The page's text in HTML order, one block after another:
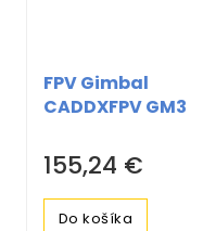
FPV Gimbal
CADDXFPV GM3
155,24 €
Do košíka